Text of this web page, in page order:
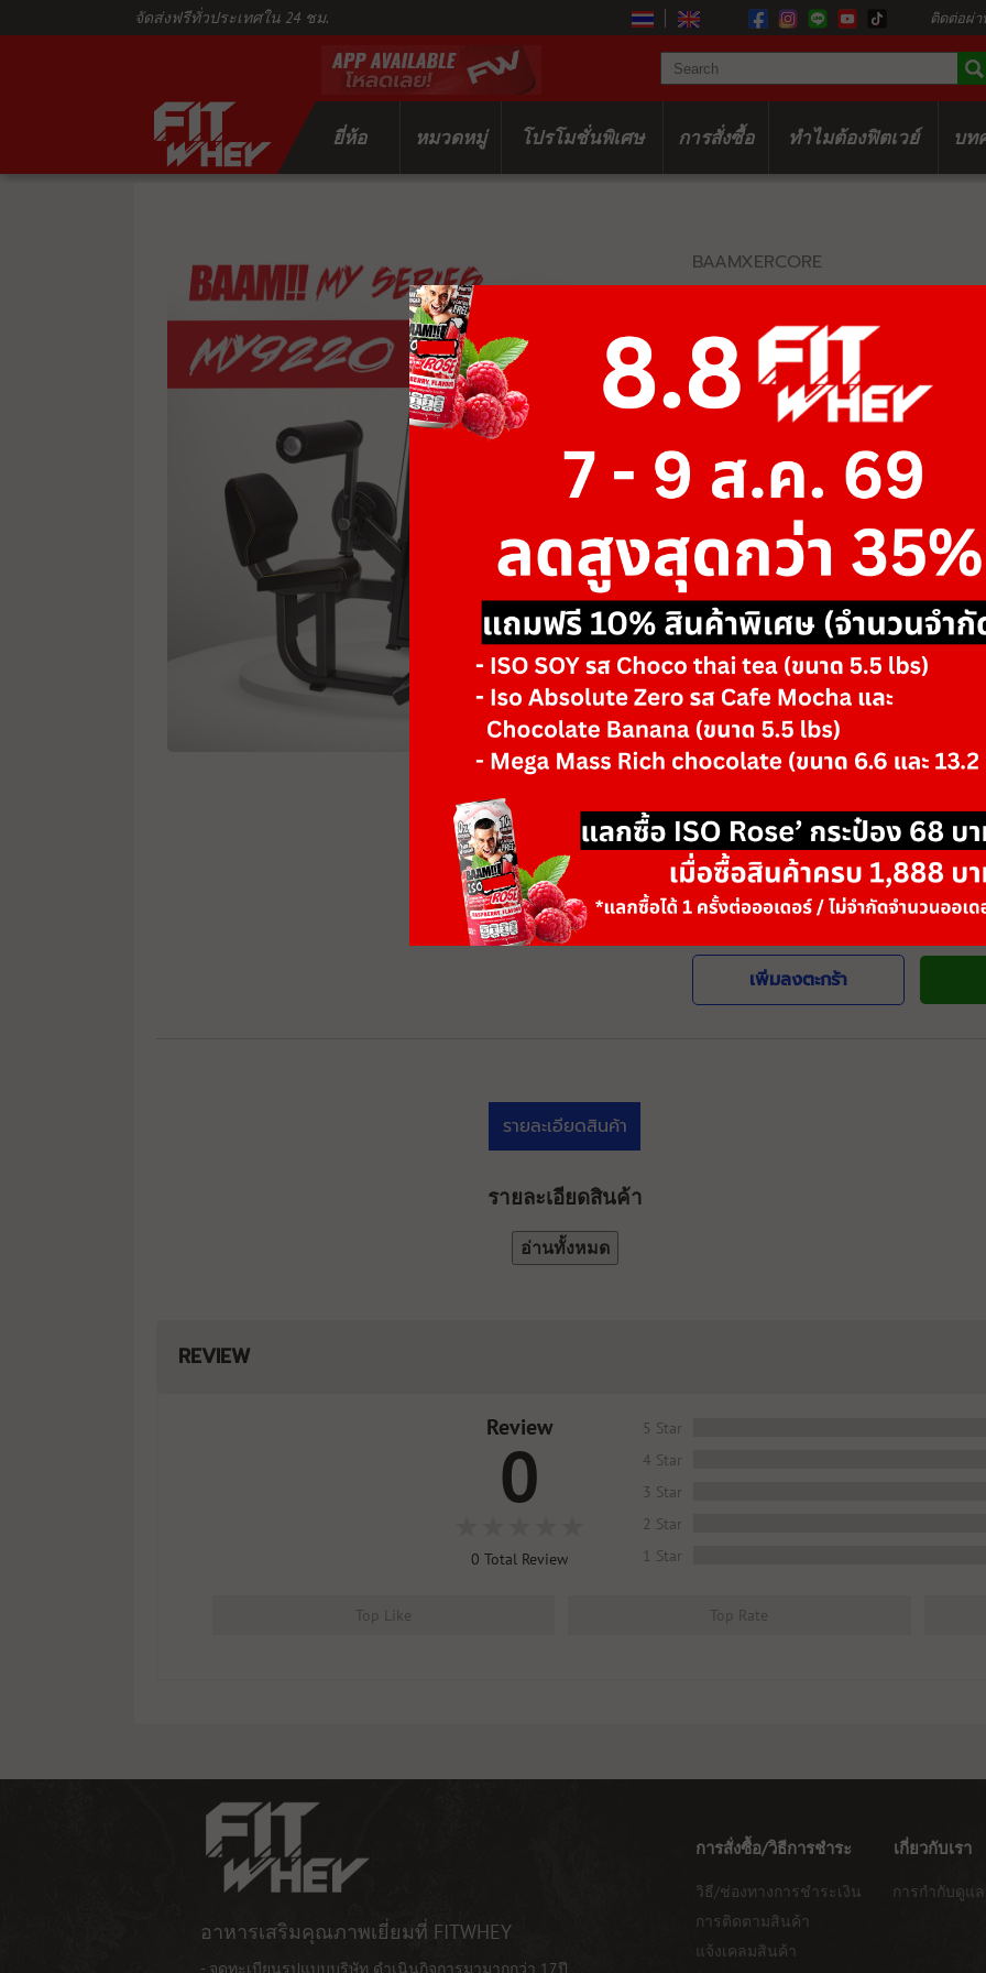
จัดส่งฟรีทั่วประเทศใน 24 ชม. ติดต่อผ่า
ยี่ห้อ หมวดหมู่ โปรโมชั่นพิเศษ การสั่งซื้อ ทำไมต้องฟิตเวย์ บท
BAAMXERCORE
MY9220
MACHINE
฿33,150
ขนาด -
รสชาติ/ตัวเลือก Black Flame &
Black Flame &
จำนวน - +
วันหมดอายุ: 06/28
เพิ่มลงตะกร้า
รายละเอียดสินค้า
รายละเอียดสินค้า
อ่านทั้งหมด
REVIEW
Review
0
0 Total Review
5 Star
4 Star
3 Star
2 Star
1 Star
Top Like Top Rate
อาหารเสริมคุณภาพเยี่ยมที่ FITWHEY
การสั่งซื้อ/วิธีการชำระ เกี่ยวกับเรา
วิธี/ช่องทางการชำระเงิน
การติดตามสินค้า
แจ้งเคลมสินค้า
การกำกับดูแ